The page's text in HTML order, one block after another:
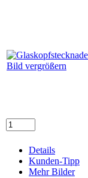
Bild vergrößern
Details
Kunden-Tipp
Mehr Bilder